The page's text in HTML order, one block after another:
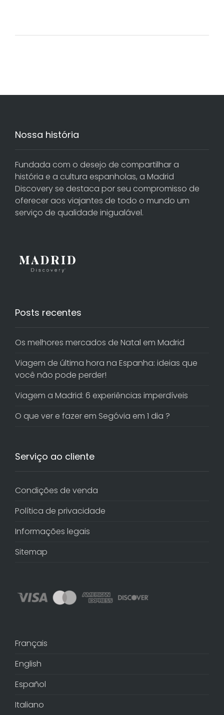
Nossa história
Fundada com o desejo de compartilhar a
história e a cultura espanholas, a Madrid
Discovery se destaca por seu compromisso de
oferecer aos viajantes de todo o mundo um
serviço de qualidade inigualável.
Posts recentes
Os melhores mercados de Natal em Madrid
Viagem de última hora na Espanha: ideias que
você não pode perder!
Viagem a Madrid: 6 experiências imperdíveis
O que ver e fazer em Segóvia em 1 dia ?
Serviço ao cliente
Condições de venda
Política de privacidade
Informações legais
Sitemap
Français
English
Español
Italiano